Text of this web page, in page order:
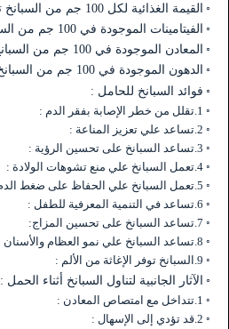
القيمة الغذائية لكل 100 جم من السبانخ تحتوي على :
الفيتامينات الموجودة في 100 جم من السبانخ :
المعادن الموجودة في 100 جم من السبانخ :
الدهون الموجودة في 100 جم من السبانخ :
فوائد السبانخ للحامل :
1.تقلل من خطر الإصابة بفقر الدم :
2.تساعد علي تعزيز المناعة :
3.تساعد السبانخ على تحسين الرؤية :
4.تعمل السبانخ علي منع تشوهات الولادة :
5.تعمل السبانخ علي الحفاظ على ضغط الدم :
6.تساعد في التنمية المعرفية للطفل :
7.تساعد السبانخ على تحسين المزاج:
8.تساعد السبانخ علي نمو العظام والأسنان :
9.السبانخ توفر الإغاثة من الألم :
الآثار الجانبية لتناول السبانخ أثناء الحمل :
1.تتداخل مع امتصاص المعادن :
2.قد تؤدي إلى الإسهال :